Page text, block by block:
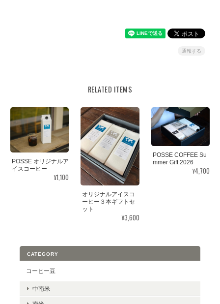
通報する
RELATED ITEMS
POSSE オリジナルア
イスコーヒー
¥1,100
オリジナルアイスコ
ーヒー３本ギフトセ
ット
¥3,600
POSSE COFFEE Su
mmer Gift 2026
¥4,700
CATEGORY
コーヒー豆
中南米